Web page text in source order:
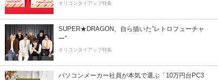
オリコンタイアップ特集
SUPER★DRAGON、自ら描いた”レトロフューチャ
ー”
オリコンタイアップ特集
パソコンメーカー社員が本気で選ぶ「10万円台PC3